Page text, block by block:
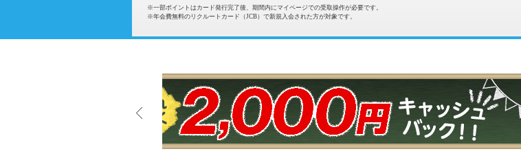
※一部ポイントはカード発行完了後、期間内にマイページでの受取操作が必要です。
※年会費無料のリクルートカード（JCB）で新規入会された方が対象です。